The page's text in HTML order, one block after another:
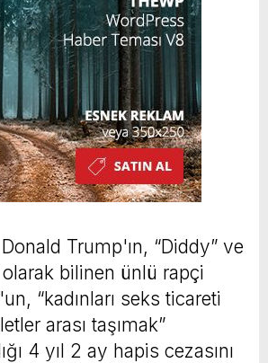
Trump'ın, “Diddy” ve
olarak bilinen ünlü rapçi
“kadınları seks ticareti
arası taşımak”
4 yıl 2 ay hapis cezasını